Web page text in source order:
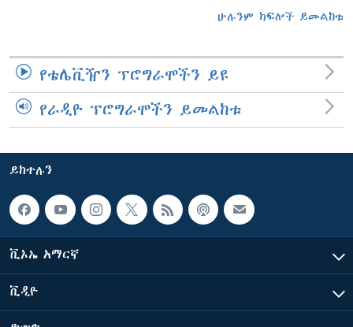
ሁሉንም ክፍሎች ይመልከቱ
የቴሌቪዥን ፕሮግራሞችን ይዩ
የራዲዮ ፕሮግራሞችን ይመልከቱ
ይከተሉን
ቪኦኤ አማርኛ
ቪዲዮ